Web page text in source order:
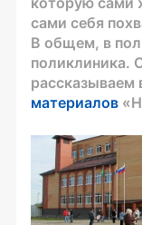
сами себя
В общем, в
поликлиника.
рассказываем
материалов